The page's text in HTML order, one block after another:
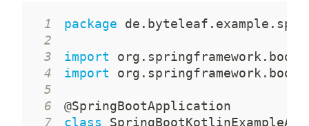
1 package de . byteleaf . example .
2
3
import org . springframework . boot
4
import org . springframework . boot
5
6
@SpringBootApplication
7
class